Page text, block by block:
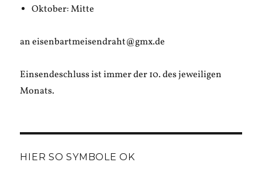
Oktober: Mitte
an eisenbartmeisendraht@gmx.de
Einsendeschluss ist immer der 10. des jeweiligen
Monats.
HIER SO SYMBOLE OK